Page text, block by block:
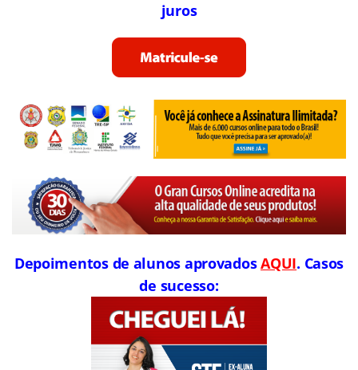
juros
Depoimentos de alunos aprovadosAQUI. Casos
de sucesso: